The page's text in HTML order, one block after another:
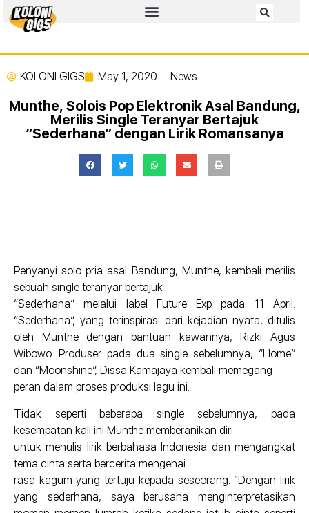
KOLONI GIGS May 1, 2020 News
Munthe, Solois Pop Elektronik Asal Bandung,
Merilis Single Teranyar Bertajuk
“Sederhana” dengan Lirik Romansanya
Penyanyi solo pria asal Bandung, Munthe, kembali merilis
sebuah single teranyar bertajuk
“Sederhana” melalui label Future Exp pada 11 April.
“Sederhana”, yang terinspirasi dari kejadian nyata, ditulis
oleh Munthe dengan bantuan kawannya, Rizki Agus
Wibowo. Produser pada dua single sebelumnya, “Home”
dan “Moonshine”, Dissa Kamajaya kembali memegang
peran dalam proses produksi lagu ini.
Tidak seperti beberapa single sebelumnya, pada
kesempatan kali ini Munthe memberanikan diri
untuk menulis lirik berbahasa Indonesia dan mengangkat
tema cinta serta bercerita mengenai
rasa kagum yang tertuju kepada seseorang. “Dengan lirik
yang sederhana, saya berusaha menginterpretasikan